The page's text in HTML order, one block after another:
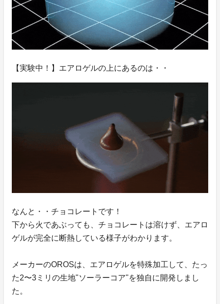
【実験中！】エアロゲルの上にあるのは・・
なんと・・チョコレートです！
下から火であぶっても、チョコレートは溶けず、エアロ
ゲルが完全に断熱している様子がわかります。
メーカーのOROSは、エアロゲルを特殊加工して、たっ
た2〜3ミリの生地"ソーラーコア"を独自に開発しまし
た。